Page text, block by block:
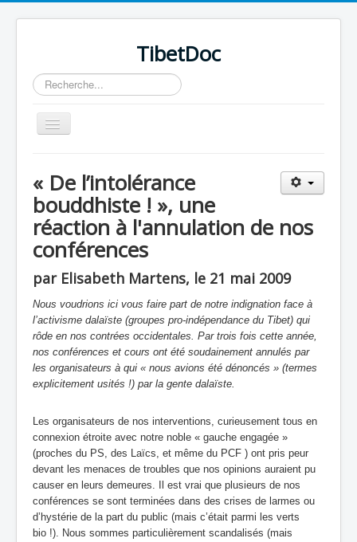
TibetDoc
Rechercher
Basculer
la
≡
« De l’intolérance
bouddhiste ! », une
réaction à l'annulation de nos
conférences
par Elisabeth Martens, le 21 mai 2009
Nous voudrions ici vous faire part de notre indignation face à
l’activisme dalaïste (groupes pro-indépendance du Tibet) qui
rôde en nos contrées occidentales. Par trois fois cette année,
nos conférences et cours ont été soudainement annulés par
les organisateurs à qui « nous avions été dénoncés » (termes
explicitement usités !) par la gente dalaïste.
Les organisateurs de nos interventions, curieusement tous en
connexion étroite avec notre noble « gauche engagée »
(proches du PS, des Laïcs, et même du PCF ) ont pris peur
devant les menaces de troubles que nos opinions auraient pu
causer en leurs demeures. Il est vrai que plusieurs de nos
conférences se sont terminées dans des crises de larmes ou
d’hystérie de la part du public (mais c’était parmi les verts
bio !). Nous sommes particulièrement scandalisés (mais